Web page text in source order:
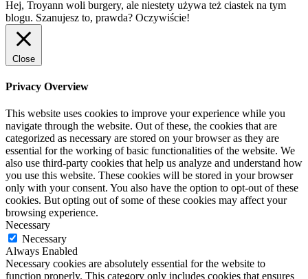
Hej, Troyann woli burgery, ale niestety używa też ciastek na tym
blogu. Szanujesz to, prawda? Oczywiście!
Close
Privacy Overview
This website uses cookies to improve your experience while you
navigate through the website. Out of these, the cookies that are
categorized as necessary are stored on your browser as they are
essential for the working of basic functionalities of the website. We
also use third-party cookies that help us analyze and understand how
you use this website. These cookies will be stored in your browser
only with your consent. You also have the option to opt-out of these
cookies. But opting out of some of these cookies may affect your
browsing experience.
Necessary
Necessary
Always Enabled
Necessary cookies are absolutely essential for the website to
function properly. This category only includes cookies that ensures